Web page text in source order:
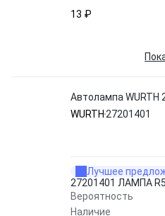
13 ₽
Автолампа WURTH
WURTH 27201401
Лучшее
27201401 ЛАМПА
Вероятность
Наличие